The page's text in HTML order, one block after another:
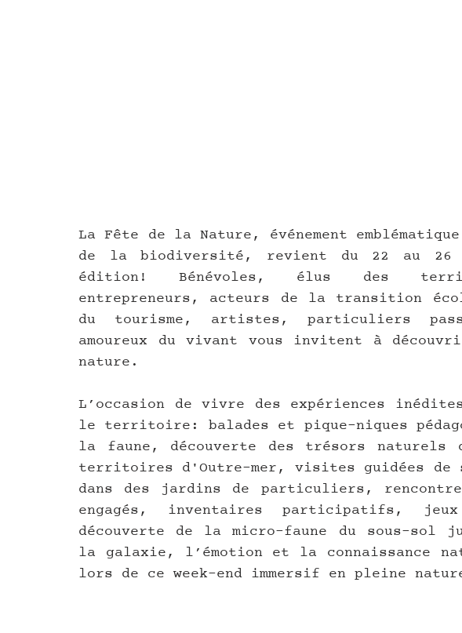
La Fête de la Nature, événement
de la biodiversité, revient du 22 au 26
édition! Bénévoles, élus des
entrepreneurs, acteurs de la transition
du tourisme, artistes, particuliers
amoureux du vivant vous invitent à
nature.
L’occasion de vivre des expériences
le territoire: balades et pique-niques
la faune, découverte des trésors naturels
territoires d'Outre-mer, visites guidées de
dans des jardins de particuliers,
engagés, inventaires participatifs,
découverte de la micro-faune du sous-sol
la galaxie, l’émotion et la connaissance
lors de ce week-end immersif en pleine